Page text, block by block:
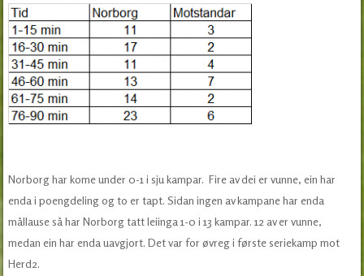
Norborg har kome under 0-1 i sju kampar. Fire av dei er vunne, ein har
enda i poengdeling og to er tapt. Sidan ingen av kampane har enda
mållause så har Norborg tatt leiinga 1-0 i 13 kampar. 12 av er vunne,
medan ein har enda uavgjort. Det var for øvreg i første seriekamp mot
Herd2.